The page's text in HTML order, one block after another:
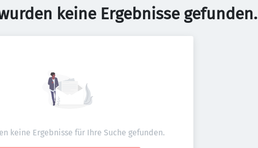
keine Ergebnisse gefunden.
keine Ergebnisse für Ihre Suche gefunden.